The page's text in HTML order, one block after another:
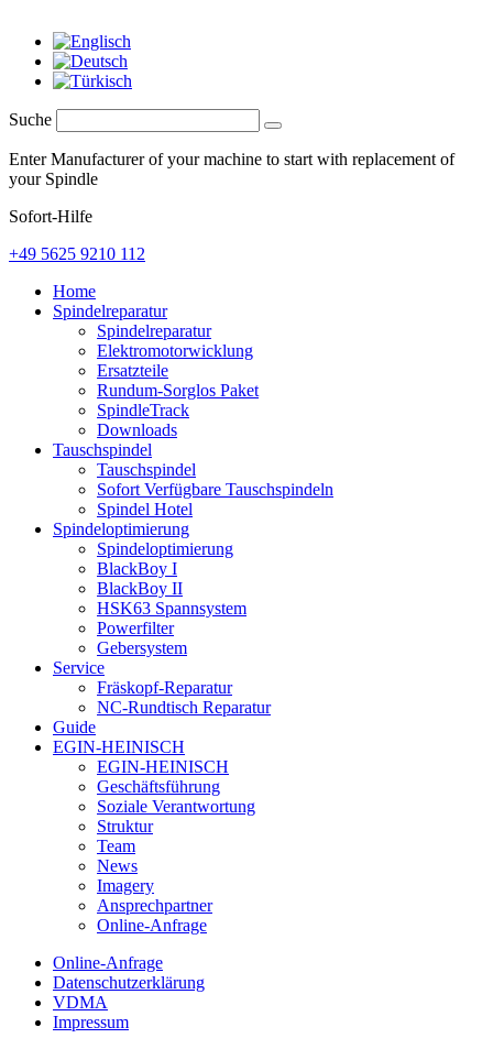
Suche
Enter Manufacturer of your machine to start with replacement of
your Spindle
Sofort-Hilfe
+49 5625 9210 112
Home
Spindelreparatur
Spindelreparatur
Elektromotorwicklung
Ersatzteile
Rundum-Sorglos Paket
SpindleTrack
Downloads
Tauschspindel
Tauschspindel
Sofort Verfügbare Tauschspindeln
Spindel Hotel
Spindeloptimierung
Spindeloptimierung
BlackBoy I
BlackBoy II
HSK63 Spannsystem
Powerfilter
Gebersystem
Service
Fräskopf-Reparatur
NC-Rundtisch Reparatur
Guide
EGIN-HEINISCH
EGIN-HEINISCH
Geschäftsführung
Soziale Verantwortung
Struktur
Team
News
Imagery
Ansprechpartner
Online-Anfrage
Online-Anfrage
Datenschutzerklärung
VDMA
Impressum